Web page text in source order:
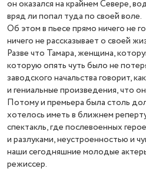
он оказался на крайнем Севере,
вряд ли попал туда по своей воле.
Об этом в пьесе прямо ничего не
ничего не рассказывает о своей
Разве что Тамара, женщина,
которую опять чуть было не
заводского начальства говорит,
и гениальные произведения, что
Потому и премьера была столь
хотелось иметь в ближнем
спектакль, где послевоенных
и разлуками, неустроенностью и
наши сегодняшние молодые
режиссер.